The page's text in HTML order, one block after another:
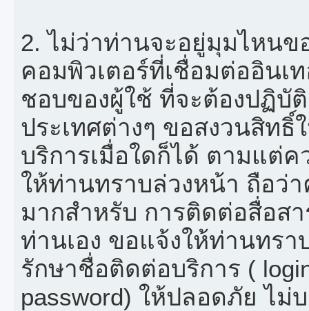
2. ไม่ว่าท่านจะอยู่มุมไหนข
คอมพิวเตอร์ที่เชื่อมต่ออินเ
ชอบของผู้ใช้ ที่จะต้องปฏิบั
ประเทศต่างๆ ขอสงวนสิทธิ์
บริการเมื่อใดก็ได้ ตามแต่
ให้ท่านทราบล่วงหน้า ถือว่
มากสำหรับ การติดต่อสื่อส
ท่านเอง ขอแจ้งให้ท่านทรา
รักษาชื่อติดต่อบริการ (
password) ให้ปลอดภัย ไม่